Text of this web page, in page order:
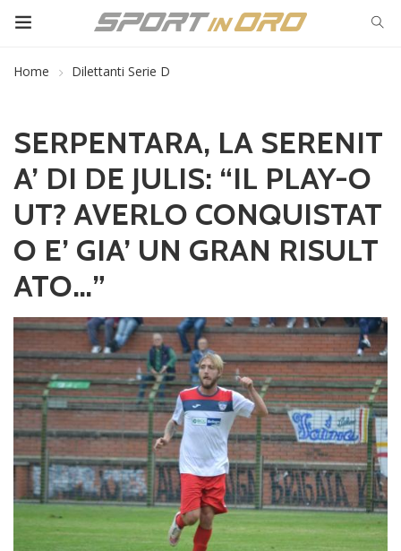
Home Dilettanti Serie D
SERPENTARA, LA SERENIT
A’ DI DE JULIS: “IL PLAY-O
UT? AVERLO CONQUISTAT
O E’ GIA’ UN GRAN RISULT
ATO…”